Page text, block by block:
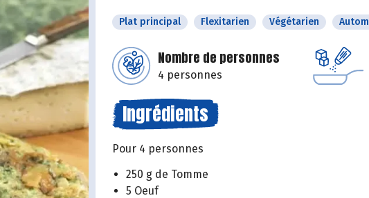
Plat principal Flexitarien Végétarien
Nombre de personnes
4 personnes
Ingrédients
Pour 4 personnes
250 g de Tomme
5 Oeuf